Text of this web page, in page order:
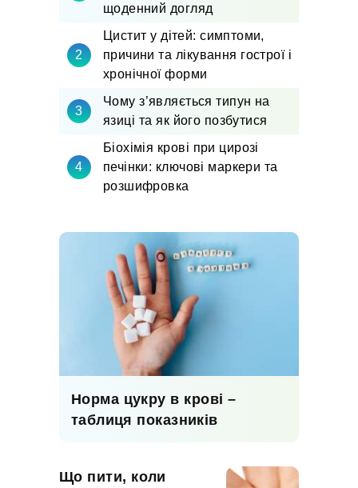
щоденний догляд
Цистит у дітей: симптоми,
причини та лікування гострої і
хронічної форми
Чому з’являється типун на
язиці та як його позбутися
Біохімія крові при цирозі
печінки: ключові маркери та
розшифровка
Норма цукру в крові –
таблиця показників
Що пити, коли